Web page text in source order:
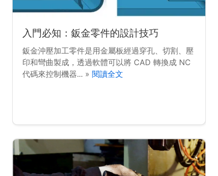
入門必知：鈑金零件的設計技巧
鈑金沖壓加工零件是用金屬板經過穿孔、切割、壓
印和彎曲製成，透過軟體可以將 CAD 轉換成 NC
代碼來控制機器... » 閱讀全文